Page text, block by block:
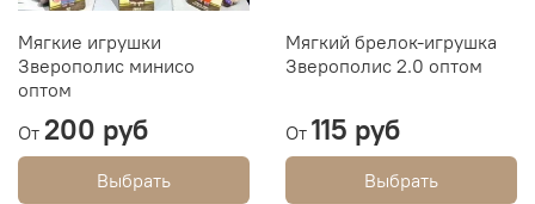
Мягкие игрушки
Зверополис минисо
оптом
От 200 руб
Выбрать
Мягкий брелок-игрушка
Зверополис 2.0 оптом
От 115 руб
Выбрать